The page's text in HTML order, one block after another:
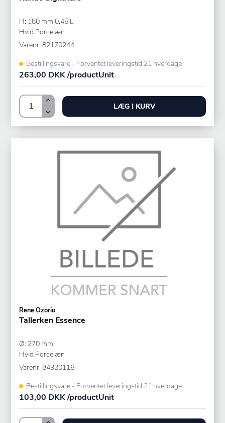
H: 180 mm 0,45 L
Hvid Porcelæn
Varenr. 82170244
Bestillingsvare - Forventet leveringstid 21 hverdage
263,00 DKK /productUnit
LÆG I KURV
Rene Ozorio
Tallerken Essence
Ø: 270 mm
Hvid Porcelæn
Varenr. 84920116
Bestillingsvare - Forventet leveringstid 21 hverdage
103,00 DKK /productUnit